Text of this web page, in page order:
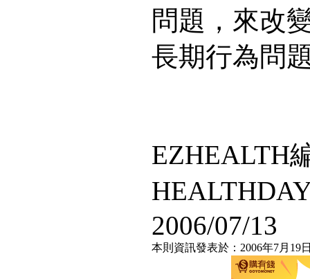
問題，來改
長期行為問
EZHEALTH
2006/07/13
本則資訊發表於：2006年7月19